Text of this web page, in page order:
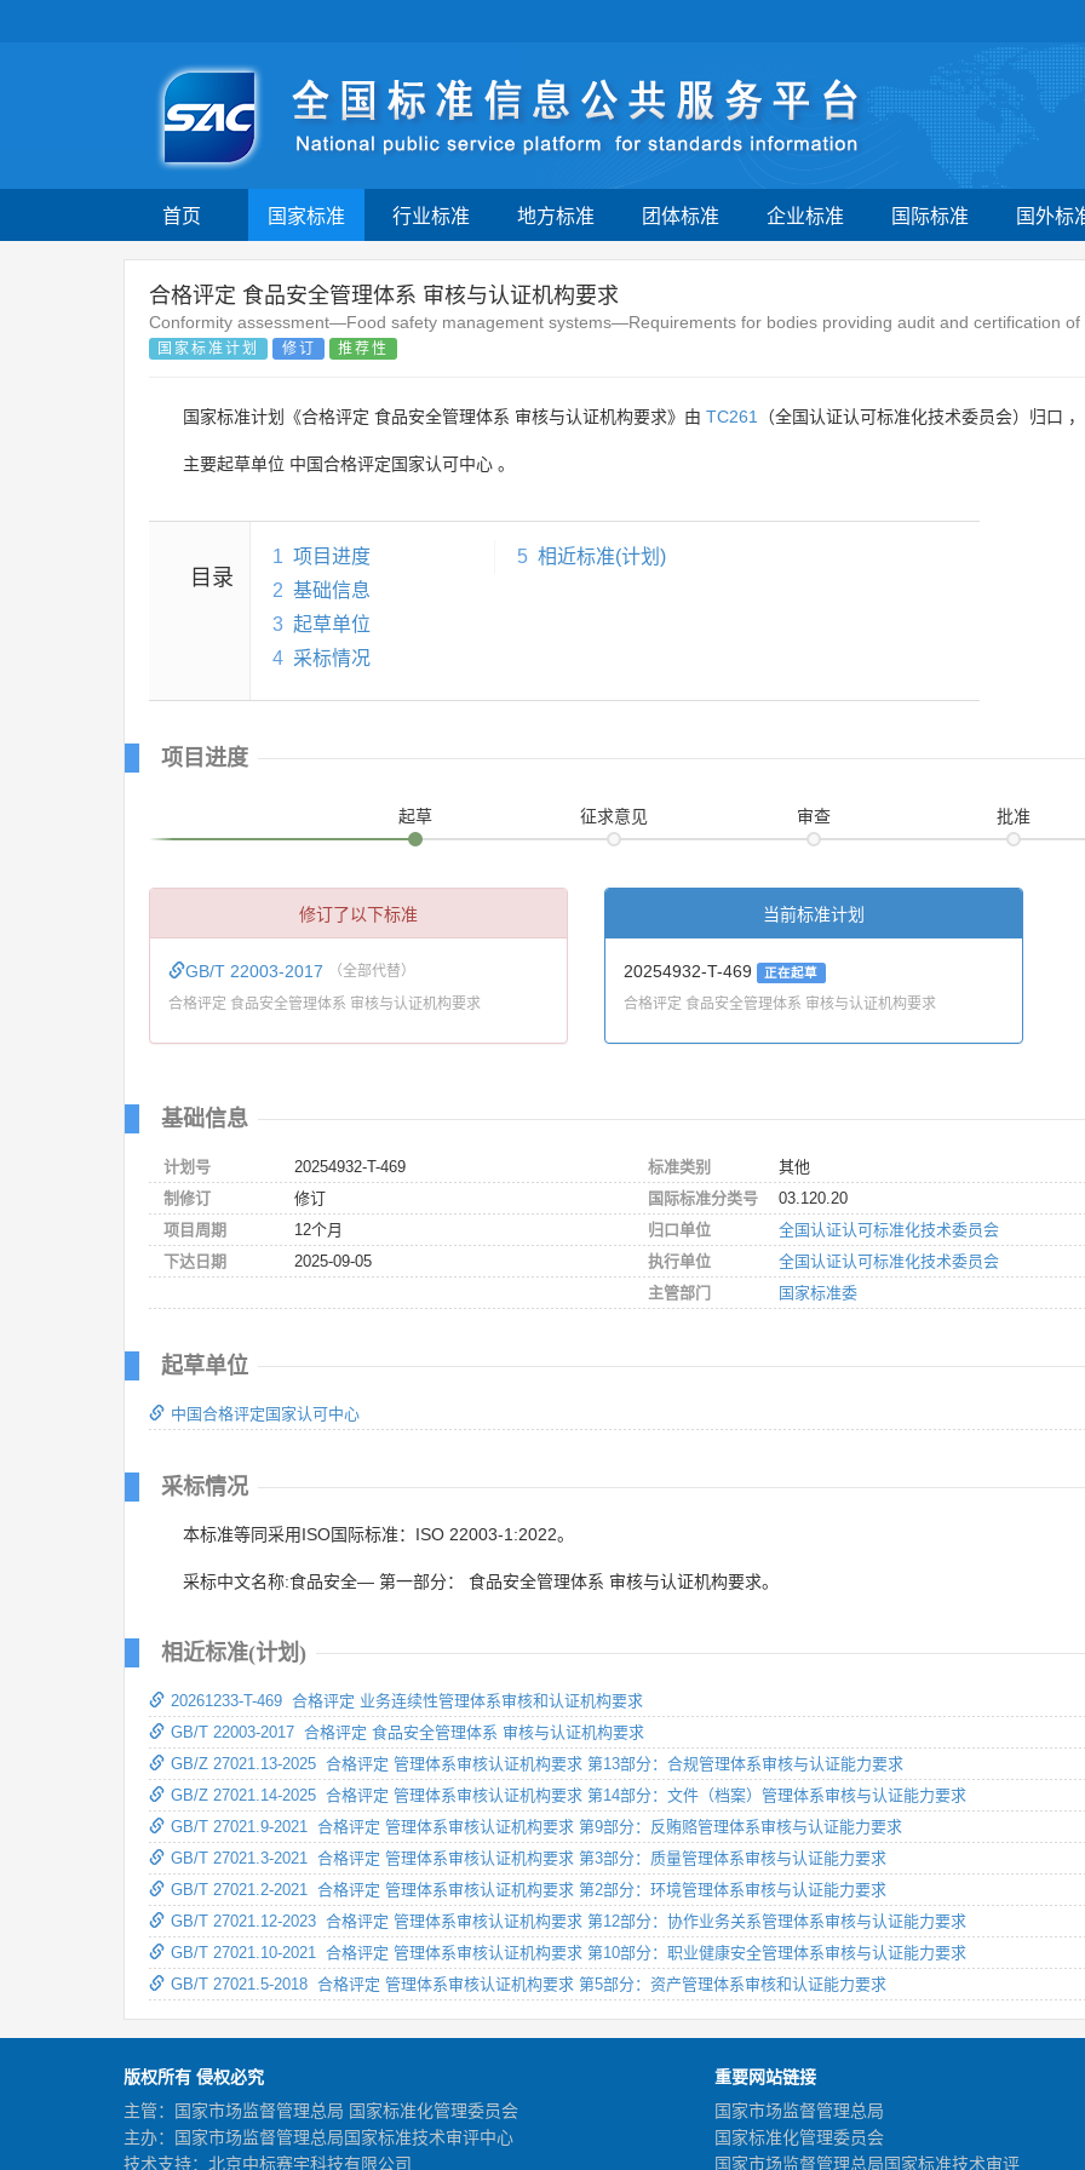
首页 国家标准 行业标准 地方标准 团体标准 企业标准 国际标准 国外标
合格评定 食品安全管理体系 审核与认证机构要求
Conformity assessment—Food safety management systems—Requirements for bodies providing audit and certification
国家标准计划 修订 推荐性
国家标准计划《合格评定 食品安全管理体系 审核与认证机构要求》由 TC261 （全国认证认可标准化技术委员会）归口
主要起草单位 中国合格评定国家认可中心 。
目录
1 项目进度
2 基础信息
3 起草单位
4 采标情况
5 相近标准(计划)
项目进度
起草 征求意见 审查 批准
修订了以下标准
GB/T 22003-2017 （全部代替）
合格评定 食品安全管理体系 审核与认证机构要求
当前标准计划
20254932-T-469 正在起草
合格评定 食品安全管理体系 审核与认证机构要求
基础信息
计划号
20254932-T-469
制修订
修订
项目周期
12个月
下达日期
2025-09-05
标准类别
其他
国际标准分类号
03.120.20
归口单位
全国认证认可标准化技术委员会
执行单位
全国认证认可标准化技术委员会
主管部门
国家标准委
起草单位
中国合格评定国家认可中心
采标情况
本标准等同采用ISO国际标准：ISO 22003-1:2022。
采标中文名称:食品安全— 第一部分： 食品安全管理体系 审核与认证机构要求。
相近标准(计划)
20261233-T-469 合格评定 业务连续性管理体系审核和认证机构要求
GB/T 22003-2017 合格评定 食品安全管理体系 审核与认证机构要求
GB/Z 27021.13-2025 合格评定 管理体系审核认证机构要求 第13部分：合规管理体系审核与认证能力要求
GB/Z 27021.14-2025 合格评定 管理体系审核认证机构要求 第14部分：文件（档案）管理体系审核与认证能力要求
GB/T 27021.9-2021 合格评定 管理体系审核认证机构要求 第9部分：反贿赂管理体系审核与认证能力要求
GB/T 27021.3-2021 合格评定 管理体系审核认证机构要求 第3部分：质量管理体系审核与认证能力要求
GB/T 27021.2-2021 合格评定 管理体系审核认证机构要求 第2部分：环境管理体系审核与认证能力要求
GB/T 27021.12-2023 合格评定 管理体系审核认证机构要求 第12部分：协作业务关系管理体系审核与认证能力要求
GB/T 27021.10-2021 合格评定 管理体系审核认证机构要求 第10部分：职业健康安全管理体系审核与认证能力要求
GB/T 27021.5-2018 合格评定 管理体系审核认证机构要求 第5部分：资产管理体系审核和认证能力要求
版权所有 侵权必究
主管：国家市场监督管理总局 国家标准化管理委员会
主办：国家市场监督管理总局国家标准技术审评中心
技术支持：北京中标赛宇科技有限公司
重要网站链接
国家市场监督管理总局
国家标准化管理委员会
国家市场监督管理总局国家标准技术审评